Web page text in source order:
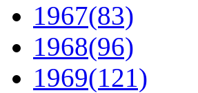
1967(83)
1968(96)
1969(121)